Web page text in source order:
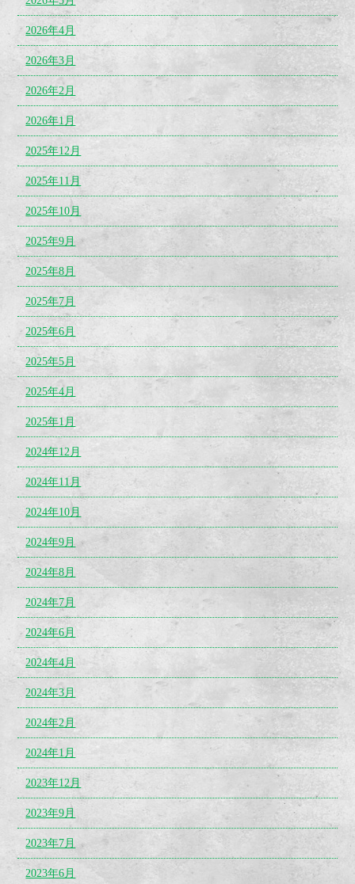
2026年4月
2026年3月
2026年2月
2026年1月
2025年12月
2025年11月
2025年10月
2025年9月
2025年8月
2025年7月
2025年6月
2025年5月
2025年4月
2025年1月
2024年12月
2024年11月
2024年10月
2024年9月
2024年8月
2024年7月
2024年6月
2024年4月
2024年3月
2024年2月
2024年1月
2023年12月
2023年9月
2023年7月
2023年6月